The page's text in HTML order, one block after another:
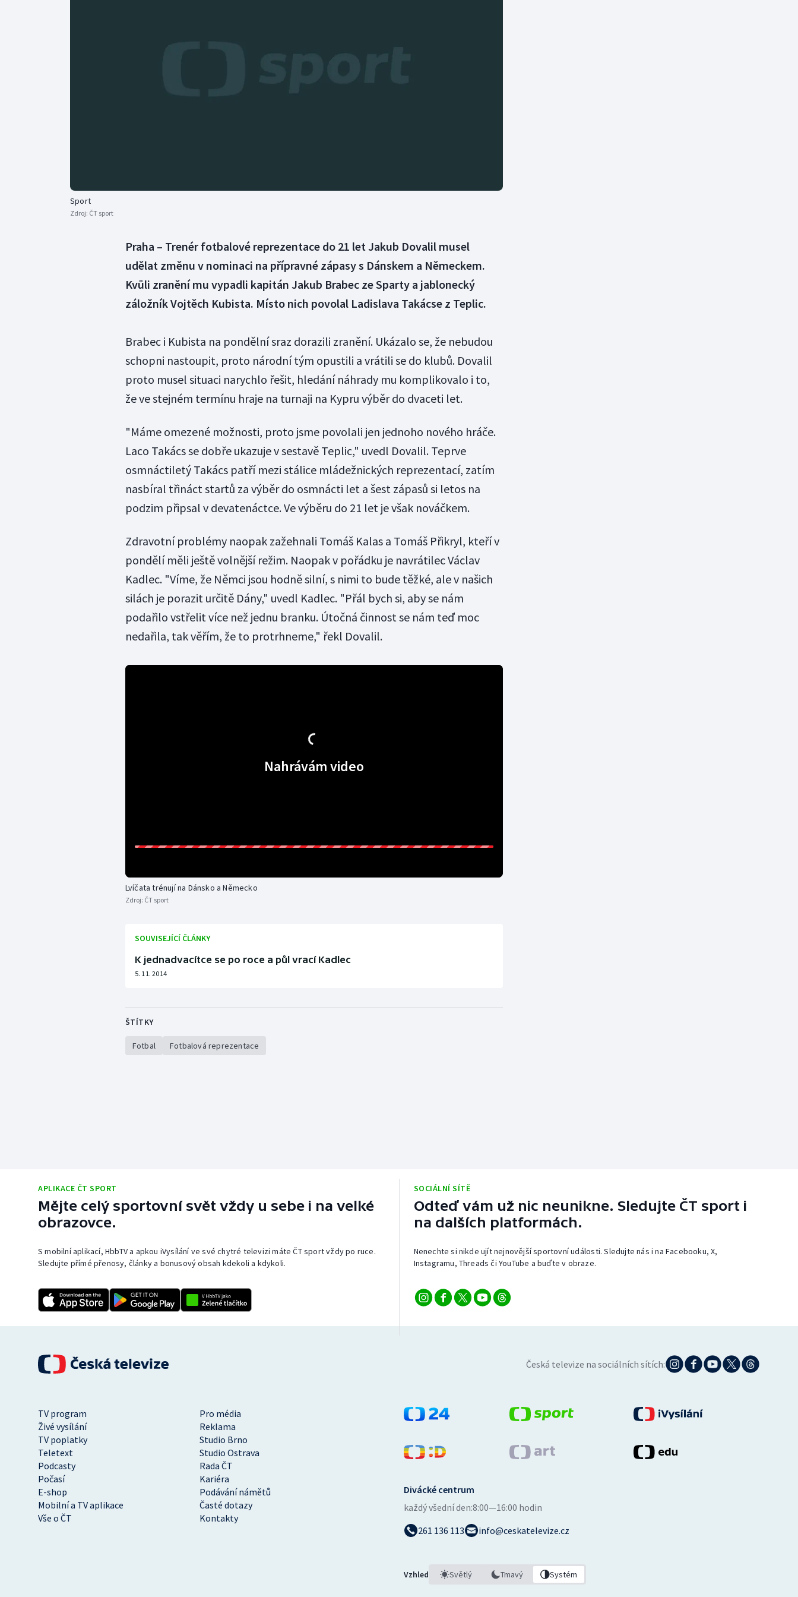
Sport
Zdroj: ČT sport
Praha – Trenér fotbalové reprezentace do 21 let Jakub Dovalil musel
udělat změnu v nominaci na přípravné zápasy s Dánskem a Německem.
Kvůli zranění mu vypadli kapitán Jakub Brabec ze Sparty a jablonecký
záložník Vojtěch Kubista. Místo nich povolal Ladislava Takácse z Teplic.
Brabec i Kubista na pondělní sraz dorazili zranění. Ukázalo se, že nebudou
schopni nastoupit, proto národní tým opustili a vrátili se do klubů. Dovalil
proto musel situaci narychlo řešit, hledání náhrady mu komplikovalo i to,
že ve stejném termínu hraje na turnaji na Kypru výběr do dvaceti let.
"Máme omezené možnosti, proto jsme povolali jen jednoho nového hráče.
Laco Takács se dobře ukazuje v sestavě Teplic," uvedl Dovalil. Teprve
osmnáctiletý Takács patří mezi stálice mládežnických reprezentací, zatím
nasbíral třináct startů za výběr do osmnácti let a šest zápasů si letos na
podzim připsal v devatenáctce. Ve výběru do 21 let je však nováčkem.
Zdravotní problémy naopak zažehnali Tomáš Kalas a Tomáš Přikryl, kteří v
pondělí měli ještě volnější režim. Naopak v pořádku je navrátilec Václav
Kadlec. "Víme, že Němci jsou hodně silní, s nimi to bude těžké, ale v našich
silách je porazit určitě Dány," uvedl Kadlec. "Přál bych si, aby se nám
podařilo vstřelit více než jednu branku. Útočná činnost se nám teď moc
nedařila, tak věřím, že to protrhneme," řekl Dovalil.
Nahrávám video
Lvíčata trénují na Dánsko a Německo
Zdroj: ČT sport
SOUVISEJÍCÍ ČLÁNKY
K jednadvacítce se po roce a půl vrací Kadlec
5. 11. 2014
ŠTÍTKY
Fotbal Fotbalová reprezentace
APLIKACE ČT SPORT
Mějte celý sportovní svět vždy u sebe i na velké
obrazovce.
S mobilní aplikací, HbbTV a apkou iVysílání ve své chytré televizi máte ČT sport vždy po ruce.
Sledujte přímé přenosy, články a bonusový obsah kdekoli a kdykoli.
SOCIÁLNÍ SÍTĚ
Odteď vám už nic neunikne. Sledujte ČT sport i
na dalších platformách.
Nenechte si nikde ujít nejnovější sportovní události. Sledujte nás i na Facebooku, X,
Instagramu, Threads či YouTube a buďte v obraze.
Česká televize na sociálních sítích:
TV program
Pro média
Živé vysílání
Reklama
TV poplatky
Studio Brno
Teletext
Studio Ostrava
Podcasty
Rada ČT
Počasí
Kariéra
E-shop
Podávání námětů
Mobilní a TV aplikace
Časté dotazy
Vše o ČT
Kontakty
Divácké centrum
každý všední den:8:00—16:00 hodin
261 136 113
info@ceskatelevize.cz
Vzhled Světlý Tmavý Systém